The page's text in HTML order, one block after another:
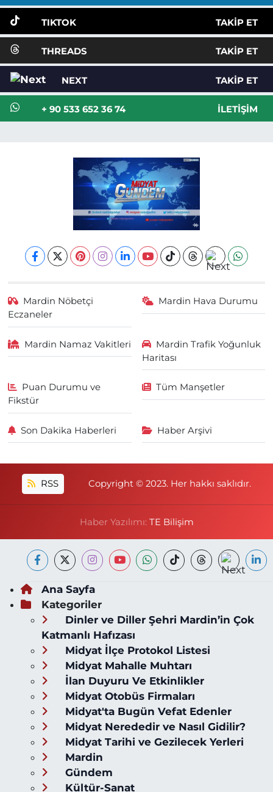
TIKTOK TAKIP ET
THREADS TAKIP ET
NEXT TAKIP ET
+ 90 533 652 36 74 İLETIŞIM
Mardin Nöbetçi
Eczaneler
Mardin Hava Durumu
Mardin Namaz Vakitleri
Mardin Trafik Yoğunluk
Haritası
Puan Durumu ve
Fikstür
Tüm Manşetler
Son Dakika Haberleri Haber Arşivi
RSS Copyright © 2023. Her hakkı saklıdır.
Haber Yazılımı: TE Bilişim
Ana Sayfa
Kategoriler
Dinler ve Diller Şehri Mardin’in Çok
Katmanlı Hafızası
Midyat İlçe Protokol Listesi
Midyat Mahalle Muhtarı
İlan Duyuru Ve Etkinlikler
Midyat Otobüs Firmaları
Midyat'ta Bugün Vefat Edenler
Midyat Nerededir ve Nasıl Gidilir?
Midyat Tarihi ve Gezilecek Yerleri
Mardin
Gündem
Kültür-Sanat